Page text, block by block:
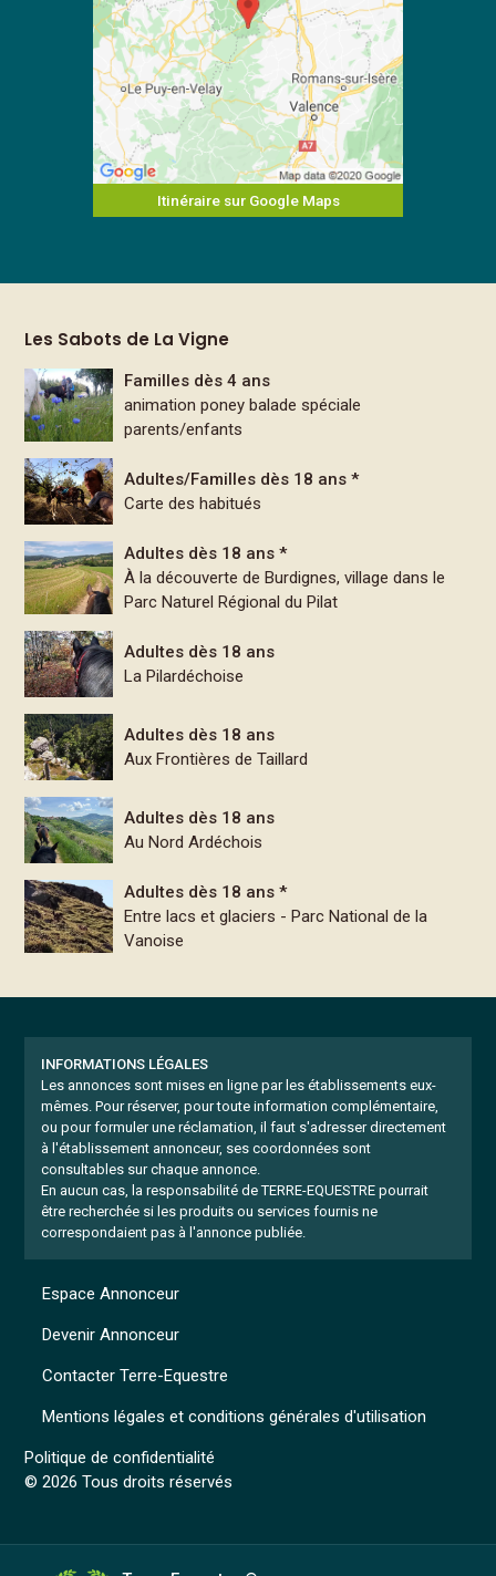
Itinéraire sur Google Maps
Les Sabots de La Vigne
Familles dès 4 ans
animation poney balade spéciale
parents/enfants
Adultes/Familles dès 18 ans *
Carte des habitués
Adultes dès 18 ans *
À la découverte de Burdignes, village dans le
Parc Naturel Régional du Pilat
Adultes dès 18 ans
La Pilardéchoise
Adultes dès 18 ans
Aux Frontières de Taillard
Adultes dès 18 ans
Au Nord Ardéchois
Adultes dès 18 ans *
Entre lacs et glaciers - Parc National de la
Vanoise
INFORMATIONS LÉGALES
Les annonces sont mises en ligne par les établissements eux-
mêmes. Pour réserver, pour toute information complémentaire,
ou pour formuler une réclamation, il faut s'adresser directement
à l'établissement annonceur, ses coordonnées sont
consultables sur chaque annonce.
En aucun cas, la responsabilité de TERRE-EQUESTRE pourrait
être recherchée si les produits ou services fournis ne
correspondaient pas à l'annonce publiée.
Mentions légales et conditions générales d'utilisation
Politique de confidentialité
© 2026 Tous droits réservés
Espace Annonceur
Devenir Annonceur
Contacter Terre-Equestre